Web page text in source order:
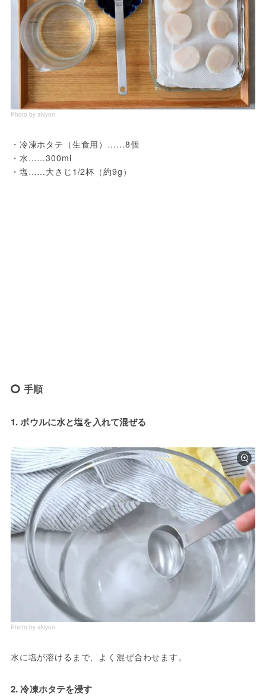
Photo by akiyon
・冷凍ホタテ（生食用）……8個
・水……300ml
・塩……大さじ1/2杯（約9g）
手順
1. ボウルに水と塩を入れて混ぜる
Photo by akiyon
水に塩が溶けるまで、よく混ぜ合わせます。
2. 冷凍ホタテを浸す